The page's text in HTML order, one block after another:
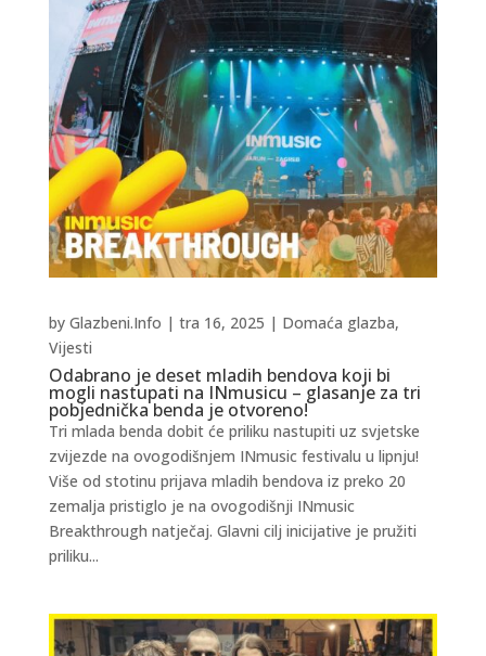
Odabrano je deset mladih bendova koji bi
mogli nastupati na INmusicu – glasanje za tri
pobjednička benda je otvoreno!
by Glazbeni.Info | tra 16, 2025 | Domaća glazba,
Vijesti
Tri mlada benda dobit će priliku nastupiti uz svjetske
zvijezde na ovogodišnjem INmusic festivalu u lipnju!
Više od stotinu prijava mladih bendova iz preko 20
zemalja pristiglo je na ovogodišnji INmusic
Breakthrough natječaj. Glavni cilj inicijative je pružiti
priliku...